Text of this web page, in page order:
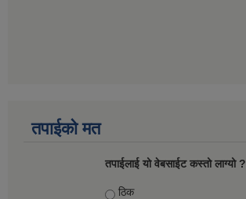
तपाईको मत
तपाईलाई यो वेबसाईट कस्तो लाग्यो ?
Choices
ठिक